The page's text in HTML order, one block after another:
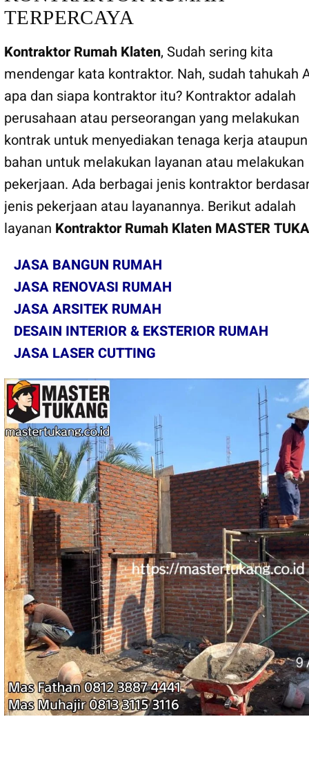
TERPERCAYA
Kontraktor Rumah Klaten, Sudah sering kita
mendengar kata kontraktor. Nah, sudah tahukah
apa dan siapa kontraktor itu? Kontraktor adalah
perusahaan atau perseorangan yang melakukan
kontrak untuk menyediakan tenaga kerja ataupun
bahan untuk melakukan layanan atau melakukan
pekerjaan. Ada berbagai jenis kontraktor
jenis pekerjaan atau layanannya. Berikut adalah
layanan Kontraktor Rumah KlatenMASTER
JASA BANGUN RUMAH
JASA RENOVASI RUMAH
JASA ARSITEK RUMAH
DESAIN INTERIOR & EKSTERIOR RUMAH
JASA LASER CUTTING